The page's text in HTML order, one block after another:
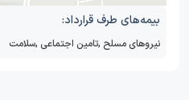
بیمه‌های طرف قرارداد:
نیروهای مسلح ,تامین اجتماعی ,سلامت